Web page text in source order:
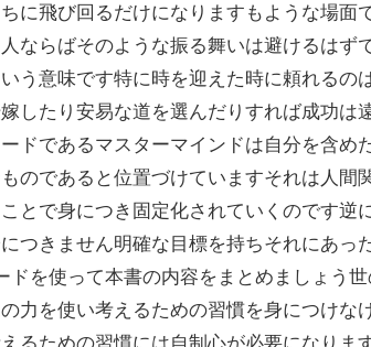
に飛び回るだけになりますもような場
ならばそのような振る舞いは避けるは
う意味です特に時を迎えた時に頼れる
したり安易な道を選んだりすれば成功
ドであるマスターマインドは自分を含
のであると位置づけていますそれは人
とで身につき固定化されていくのです
つきません明確な目標を持ちそれにあ
ドを使って本書の内容をまとめましょう
力を使い考えるための習慣を身につけ